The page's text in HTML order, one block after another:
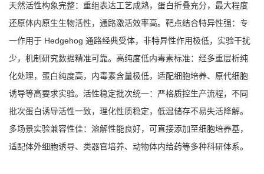
天然活性构象完整：重组表达工艺成熟，蛋白折叠充分，最大程度
还原体内原生生物活性，通路激活效率高。靶点结合特异性强：专
一作用于 Hedgehog 通路经典受体，非特异性作用极低，实验干扰
少，机制研究数据精准可靠。高纯度低内毒素标准：经多重层析纯
化处理，蛋白纯度高，内毒素含量极低，适配细胞培养、原代细胞
诱导等高要求实验。活性稳定批次统一：严格质控生产流程，不同
批次蛋白诱导活性一致，理化性质稳定，低温储存不易失活降解。
多场景实验兼容性佳：溶解性能良好，可直接添加至细胞培养基，
适配体外细胞诱导、类器官培养、动物体内给药等多种科研体系。